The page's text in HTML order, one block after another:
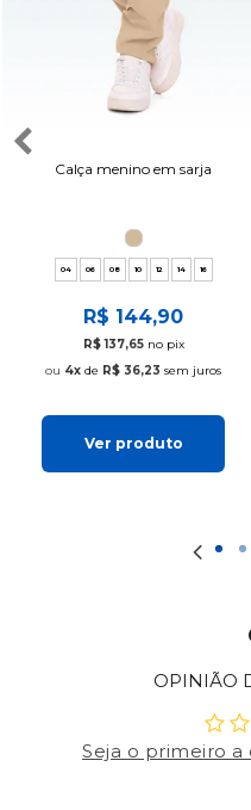
Calça menino em sarja
04 06 08 10 12 14 16
R$ 144,90
R$ 137,65 no pix
4x de R$ 36,23 sem juros
Ver produto
OPINIÃO
Seja o primeiro a